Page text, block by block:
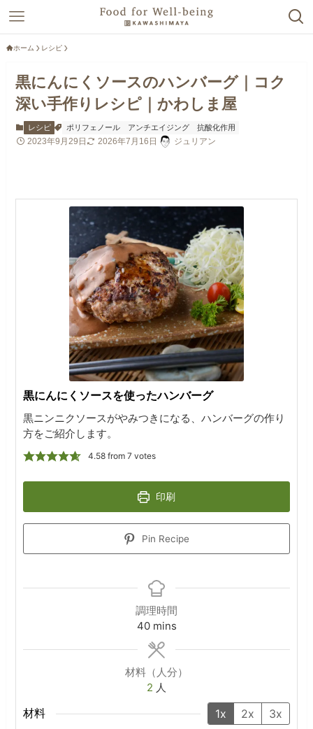
ホーム レシピ
黒にんにくソースのハンバーグ｜コク
深い手作りレシピ｜かわしま屋
レシピ ポリフェノール アンチエイジング 抗酸化作用
2023年9月29日 2026年7月16日 ジュリアン
黒にんにくソースを使ったハンバーグ
黒ニンニクソースがやみつきになる、ハンバーグの作り
方をご紹介します。
4.58from 7 votes
印刷
Pin Recipe
調理時間
40minutes
mins
材料（人分）
2 人
材料 1x 2x 3x